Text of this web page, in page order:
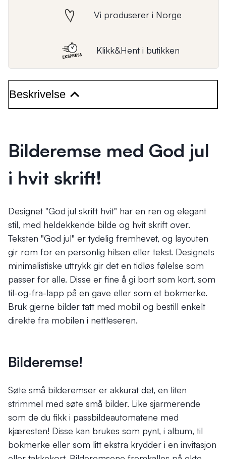
Vi produserer i Norge
Klikk&Hent i butikken
Beskrivelse
Bilderemse med God jul
i hvit skrift!
Designet "God jul skrift hvit" har en ren og elegant
stil, med heldekkende bilde og hvit skrift over.
Teksten "God jul" er tydelig fremhevet, og layouten
gir rom for en personlig hilsen eller tekst. Designets
minimalistiske uttrykk gir det en tidløs følelse som
passer for alle. Disse er fine å gi bort som kort, som
til-og-fra-lapp på en gave eller som et bokmerke.
Bruk gjerne bilder tatt med mobil og bestill enkelt
direkte fra mobilen i nettleseren.
Bilderemse!
Søte små bilderemser er akkurat det, en liten
strimmel med søte små bilder. Like sjarmerende
som de du fikk i passbildeautomatene med
kjæresten! Disse kan brukes som pynt, i album, til
bokmerke eller som litt ekstra krydder i en invitasjon